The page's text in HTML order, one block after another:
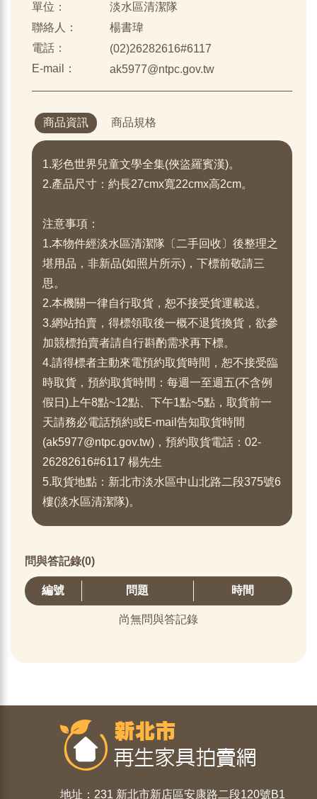
單位：
淡水區清潔隊
聯絡人：
楊書瑋
電話：
(02)26282616#6117
E-mail：
ak5977@ntpc.gov.tw
商品資訊 商品規格
1.彩色世界兒童文學全集(俠盜羅賓漢)。
2.產品尺寸：約長27cmx寬22cmx高2cm。
注意事項：
1.本物件經淡水區清潔隊〔二手回收〕後整理之
堪用品，非新品(如照片所示)，下標前敬請三
思。
2.本機關一律自行取貨，恕不接受貨運載送。
3.網站拍賣，得標領取後一概不退貨換貨，欲參
加競標拍賣者請自行斟酌需求再下標。
4.請得標者主動來電預約取貨時間，恕不接受臨
時取貨，預約取貨時間：每週一至週五(不含例
假日)上午8點~12點、下午1點~5點，取貨前一
天請務必電話預約或E-mail告知取貨時間
(ak5977@ntpc.gov.tw)，預約取貨電話：02-
26282616#6117 楊先生
5.取貨地點：新北市淡水區中山北路二段375號6
樓(淡水區清潔隊)。
問與答記錄(0)
編號 問題 時間
尚無問與答記錄
地址：231 新北市新店區安康路二段120號B1